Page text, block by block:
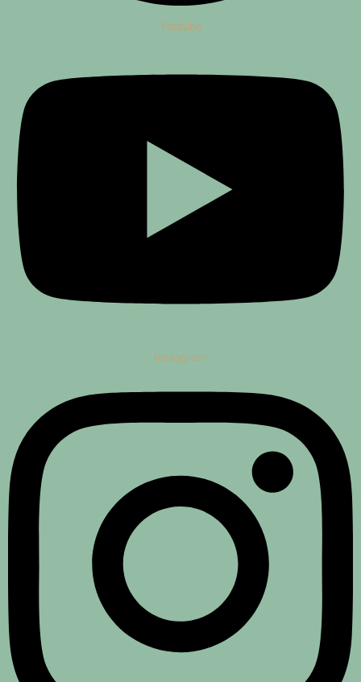
Youtube
Instagram